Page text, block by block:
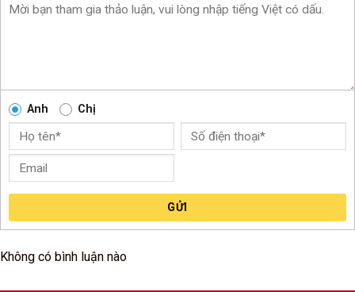
Anh Chị
GỬI
Không có bình luận nào